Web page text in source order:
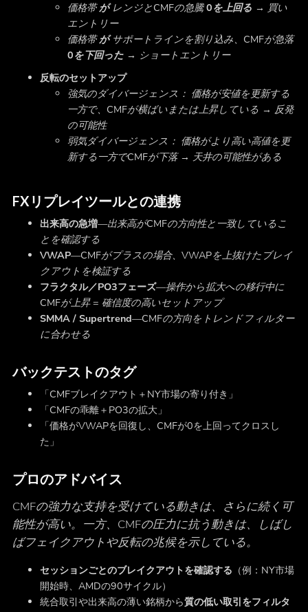
価格帯がレンジとCMFの急騰0を上回る → 買い
エントリー
価格帯がサポートラインを割り込み、CMFが急落
0を下回った→ ショートエントリー
反転のセットアップ
強気のダイバージェンス： 価格が安値を更新する
一方で、CMFが横ばいまたは上昇している → 反発
の可能性
弱気ダイバージェンス： 価格がより高い高値を更
新する一方でCMFが下落 → 天井の可能性がある
FXリプレイツールとの連携
出来高の急増—出来高がCMFの方向性と一致しているこ
とを確認する
VWAP—CMFがプラスの場合、VWAPを上抜けたブレイ
クアウトを検証する
フラクタル／PO3フェーズ—操作から拡大への移行中に
CMFが上昇 = 確信度の高いセットアップ
SMMA / Supertrend—CMFの方向をトレンドフィルター
に合わせる
バックテストのタグ
「CMFブレイクアウト＋NY市場の寄り付き」
「CMFの乖離＋PO3の拡大」
「価格がVWAPを回復し、CMFが0を上回ってクロスし
た」
プロのアドバイス
CMFの強力な支持を受けている動きは、さらに続く可
能性が高い。一方、CMFの圧力に抗う動きは、しばし
ばフェイクアウトや反転の兆候を示している。
セッションごとのブレイクアウトを確認する （例：NY市場
開始時、AMDの90サイクル）
統合取引や出来高の薄い銘柄から質の低い取引をフィルタ